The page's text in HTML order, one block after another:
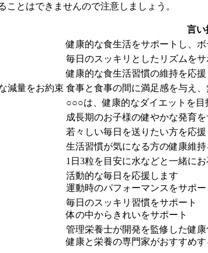
とはできませんので注意しましょう。
言い
健康的な食生活をサポートし、
毎日のスッキリとしたリズムをサ
健康的な食生活習慣の維持を応援
減量をお約束 食事と食事の間に満足感を与え
○○○は、健康的なダイエットを
成長期のお子様の健やかな発育を
若々しい毎日を送りたい方を応援
生活習慣が気になる方の健康維持
1日3粒を目安に水などと一緒に
活動的な毎日を応援します
運動時のパフォーマンスをサポー
毎日のスッキリ習慣をサポート
体の中からきれいをサポート
管理栄養士が開発を監修した健康
健康と栄養の専門家がおすすめす